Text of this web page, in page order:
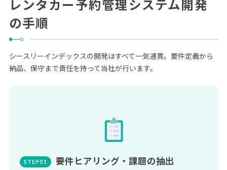
レンタカー予約管理システム開発
の手順
シースリーインデックスの開発はすべて一気通貫。要件定義から
納品、保守まで責任を持って当社が行います。
要件ヒアリング・課題の抽出